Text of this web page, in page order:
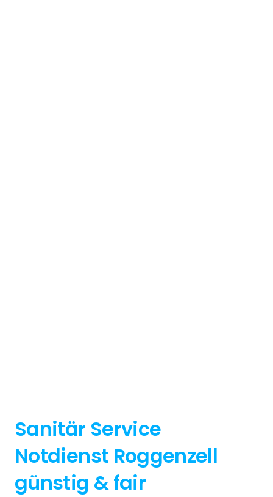
Sanitär Service
Notdienst Roggenzell
günstig & fair